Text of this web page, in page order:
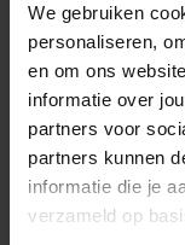
We gebruiken
personaliseren,
en om ons
informatie over
partners voor
partners kunnen
informatie die je
verzameld op
Product labels
Ergonomisch
stofwisset (7) ,